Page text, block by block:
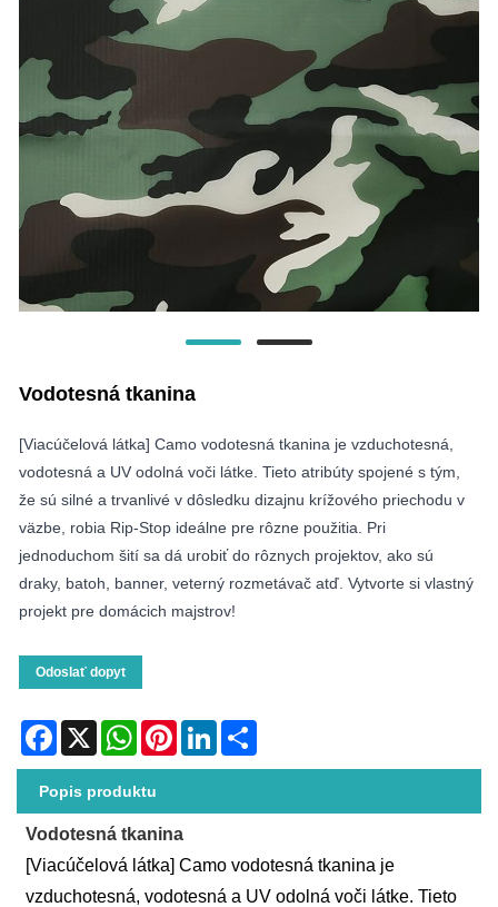
Vodotesná tkanina
[Viacúčelová látka] Camo vodotesná tkanina je vzduchotesná,
vodotesná a UV odolná voči látke. Tieto atribúty spojené s tým,
že sú silné a trvanlivé v dôsledku dizajnu krížového priechodu v
väzbe, robia Rip-Stop ideálne pre rôzne použitia. Pri
jednoduchom šití sa dá urobiť do rôznych projektov, ako sú
draky, batoh, banner, veterný rozmetávač atď. Vytvorte si vlastný
projekt pre domácich majstrov!
Odoslať dopyt
Facebook
X WhatsAppPinterestLinkedIn
Popis produktu
Vodotesná tkanina
[Viacúčelová látka] Camo vodotesná tkanina je
vzduchotesná, vodotesná a UV odolná voči látke. Tieto